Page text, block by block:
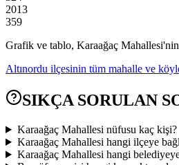
2013
359
Grafik ve tablo, Karaağaç Mahallesi'nin
Altınordu ilçesinin tüm mahalle ve
SIKÇA SORULAN
Karaağaç Mahallesi nüfusu kaç kişi?
Karaağaç Mahallesi hangi ilçeye
Karaağaç Mahallesi hangi